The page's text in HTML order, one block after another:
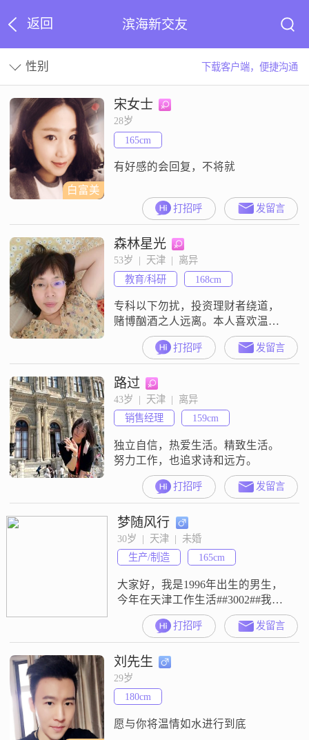
返回 滨海新交友
性别 下载客户端，便捷沟通
白富美
宋女士
28岁
165cm
有好感的会回复，不将就
打招呼 发留言
森林星光
53岁  |  天津  |  离异
教育/科研
168cm
专科以下勿扰，投资理财者绕道，
赌博酗酒之人远离。本人喜欢温和
儒雅理智，遇事能沟通交流，身高
在175以上的男士。
打招呼 发留言
路过
43岁  |  天津  |  离异
销售经理
159cm
独立自信，热爱生活。精致生活。
努力工作，也追求诗和远方。
打招呼 发留言
梦随风行
30岁  |  天津  |  未婚
生产/制造
165cm
大家好，我是1996年出生的男生，
今年在天津工作生活##3002##我的
身高是165cm，学历是大专，目前的
月收入在5001元到8000元之间
##3002##我的性格比较成熟稳重，
平时随和也挺容易相处，大家觉得
我责任感比较强，心态上乐观积极
##3002##我比较认同活在当下的想
法，也挺享受独处的时光，平时追
求简单的生活
打招呼 发留言
刘先生
29岁
180cm
愿与你将温情如水进行到底